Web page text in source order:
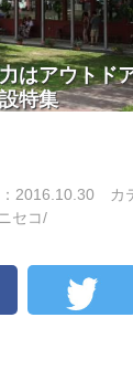
はアウトド
特集
2016.10.30 カ
セコ/